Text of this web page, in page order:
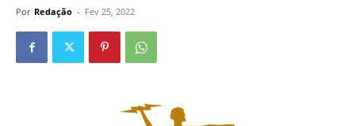
Por Redação - Fev 25, 2022